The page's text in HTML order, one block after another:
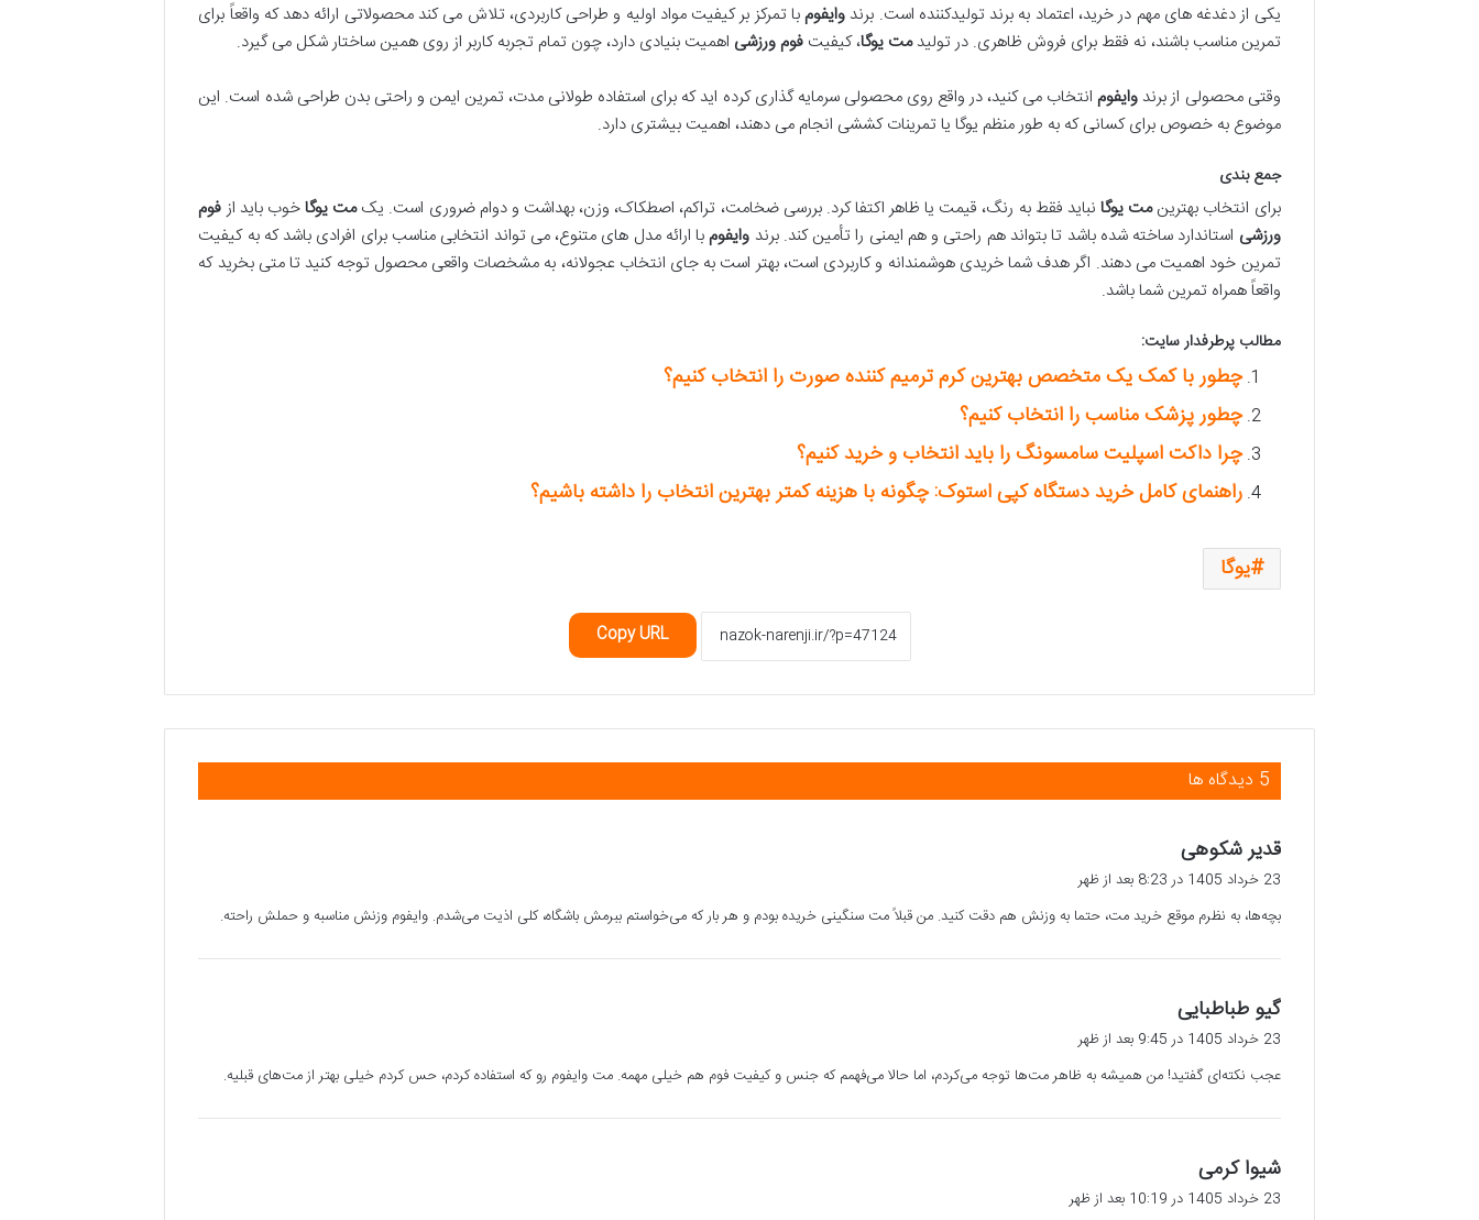
یکی از دغدغه های مهم در خرید، اعتماد به برند تولیدکننده است. برندوایفوم با تمرکز بر کیفیت مواد اولیه و طراحی کاربردی، تلاش می کند محصولاتی ارائه دهد که واقعاً برای
تمرین مناسب باشند، نه فقط برای فروش ظاهری. در تولیدمت یوگا، کیفیتفوم ورزشی اهمیت بنیادی دارد، چون تمام تجربه کاربر از روی همین ساختار شکل می گیرد.
وقتی محصولی از برندوایفوم انتخاب می کنید، در واقع روی محصولی سرمایه گذاری کرده اید که برای استفاده طولانی مدت، تمرین ایمن و راحتی بدن طراحی شده است. این
موضوع به خصوص برای کسانی که به طور منظم یوگا یا تمرینات کششی انجام می دهند، اهمیت بیشتری دارد.
جمع بندی
برای انتخاب بهترینمت یوگانباید فقط به رنگ، قیمت یا ظاهر اکتفا کرد. بررسی ضخامت، تراکم، اصطکاک، وزن، بهداشت و دوام ضروری است. یکمت یوگاخوب باید ازفوم
ورزشی استاندارد ساخته شده باشد تا بتواند هم راحتی و هم ایمنی را تأمین کند. برند وایفوم با ارائه مدل های متنوع، می تواند انتخابی مناسب برای افرادی باشد که به کیفیت
تمرین خود اهمیت می دهند. اگر هدف شما خریدی هوشمندانه و کاربردی است، بهتر است به جای انتخاب عجولانه، به مشخصات واقعی محصول توجه کنید تا متی بخرید که
واقعاً همراه تمرین شما باشد.
مطالب پرطرفدار سایت:
چطور با کمک یک متخصص بهترین کرم ترمیم کننده صورت را انتخاب کنیم؟
چطور پزشک مناسب را انتخاب کنیم؟
چرا داکت اسپلیت سامسونگ را باید انتخاب و خرید کنیم؟
راهنمای کامل خرید دستگاه کپی استوک: چگونه با هزینه کمتر بهترین انتخاب را داشته باشیم؟
یوگا
Copy URL
‫5 دیدگاه ها
قدیر شکوهی
ت
:
23 خرداد 1405 در 8:23 بعد از ظهر
بچه‌ها، به نظرم موقع خرید مت، حتما به وزنش هم دقت کنید. من قبلاً مت سنگینی خریده بودم و هر بار که می‌خواستم ببرمش باشگاه، کلی اذیت می‌شدم. وایفوم وزنش مناسبه و حملش راحته.
گیو طباطبایی
ت
:
23 خرداد 1405 در 9:45 بعد از ظهر
عجب نکته‌ای گفتید! من همیشه به ظاهر مت‌ها توجه می‌کردم، اما حالا می‌فهمم که جنس و کیفیت فوم هم خیلی مهمه. مت وایفوم رو که استفاده کردم، حس کردم خیلی بهتر از مت‌های قبلیه.
شیوا کرمی
ف
23 خرداد 1405 در 10:19 بعد از ظهر